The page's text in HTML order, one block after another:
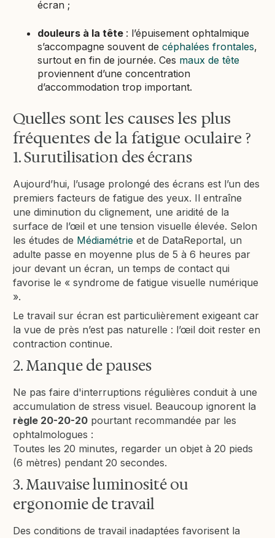
écran ;
douleurs à la tête : l’épuisement ophtalmique
s’accompagne souvent decéphalées frontales,
surtout en fin de journée. Ces maux de tête
proviennent d’une concentration
d’accommodation trop important.
Quelles sont les causes les plus
fréquentes de la fatigue oculaire ?
1. Surutilisation des écrans
Aujourd’hui, l’usage prolongé des écrans est l’un des
premiers facteurs de fatigue des yeux. Il entraîne
une diminution du clignement, une aridité de la
surface de l’œil et une tension visuelle élevée. Selon
les études de Médiamétrie et de DataReportal, un
adulte passe en moyenne plus de 5 à 6 heures par
jour devant un écran, un temps de contact qui
favorise le « syndrome de fatigue visuelle numérique
».
Le travail sur écran est particulièrement exigeant car
la vue de près n’est pas naturelle : l’œil doit rester en
contraction continue.
2. Manque de pauses
Ne pas faire d'interruptions régulières conduit à une
accumulation de stress visuel. Beaucoup ignorent la
règle 20-20-20 pourtant recommandée par les
ophtalmologues :
Toutes les 20 minutes, regarder un objet à 20 pieds
(6 mètres) pendant 20 secondes.
3. Mauvaise luminosité ou
ergonomie de travail
Des conditions de travail inadaptées favorisent la